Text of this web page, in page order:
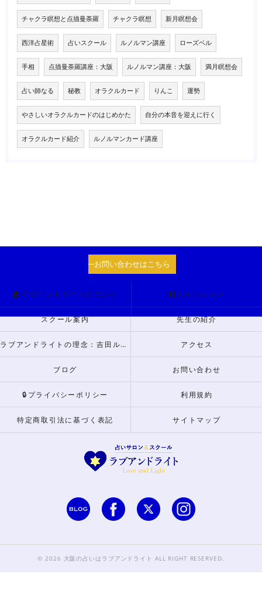
チャクラ瞑想と点描曼荼羅 チャクラ瞑想 新月瞑想会
西洋占星術 占いスクール ルノルマン講座 ローズベル
手相 点描曼荼羅講座：大阪 ルノルマン講座：大阪 満月瞑想会
占い師なる 秘教 オラクルカード りんこ 運勢
やさしいオラクルカードのはじめかた 自分の本音を迎えに行く
オラクルカード紹介 ルノルマンカード講座
お問い合わせはこちら
🏠ラブアンドライトについて 個人セッション
スクール案内 先生の紹介
ラブアンドライトの理念：吉田ルナからのメッセージ アクセス
ブログ お問い合わせ
🔒プライバシーポリシー 利用規約
特定商取引法に基づく表記 サイトマップ
© 2026 大阪の占いはラブアンドライト ALL RIGHT RESERVED.